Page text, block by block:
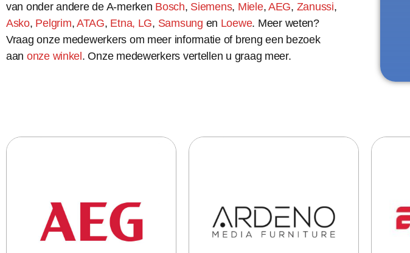
van onder andere de A-merken Bosch, Siemens, Miele,AEG, Zanussi,
Asko, Pelgrim, ATAG, Etna, LG, Samsung en Loewe. Meer weten?
Vraag onze medewerkers om meer informatie of breng een bezoek
aan onze winkel . Onze medewerkers vertellen u graag meer.